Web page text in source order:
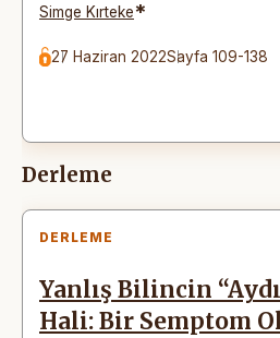
Simge Kırteke*
27 Haziran 2022Sayfa 109-138
Derleme
DERLEME
Yanlış Bilincin
Hali: Bir Semptom